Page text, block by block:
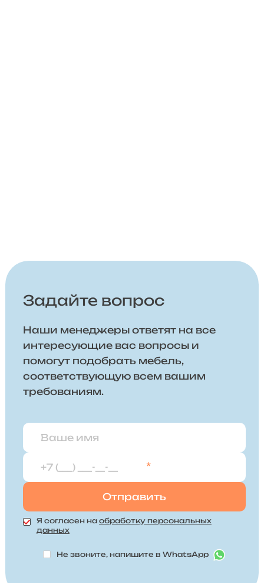
Задайте вопрос
Наши менеджеры ответят на все
интересующие вас вопросы и
помогут подобрать мебель,
соответствующую всем вашим
требованиям.
*
Я согласен на обработку персональных
данных
Не звоните, напишите в WhatsApp